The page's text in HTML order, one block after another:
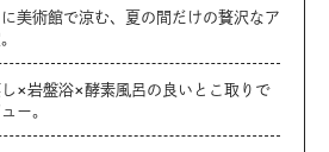
美術館で涼む、夏の間だけの贅沢なア
×岩盤浴×酵素風呂の良いとこ取りで
ー。